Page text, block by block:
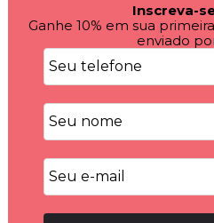
Inscreva-
Ganhe 10% em sua
enviado